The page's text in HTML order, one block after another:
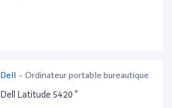
Dell - Ordinateur portable bureautique
Dell Latitude 5420 ”